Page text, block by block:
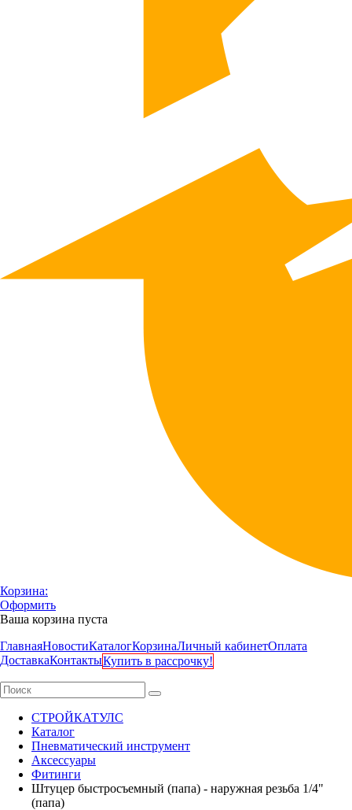
Корзина:
Оформить
Ваша корзина пуста
ГлавнаяНовостиКаталогКорзинаЛичный кабинетОплата
ДоставкаКонтактыКупить в рассрочку!
СТРОЙКАТУЛС
Каталог
Пневматический инструмент
Аксессуары
Фитинги
Штуцер быстросъемный (папа) - наружная резьба 1/4"
(папа)